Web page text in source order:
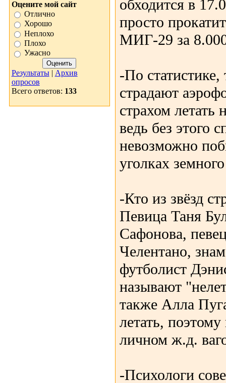
Оцените мой сайт
Отлично
Хорошо
Неплохо
Плохо
Ужасно
Результаты| Архив
опросов
Всего ответов: 133
обходится в
просто
МИГ-29 за
-По статистике,
страдают
страхом летать
ведь без этого
невозможно
уголках
-Кто из звёзд
Певица Таня
Сафонова,
Челентано,
футболист
называют
также Алла
летать, поэтому
личном ж.д.
-Психологи